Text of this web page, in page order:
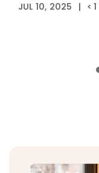
JUL 10, 2025 | < 1